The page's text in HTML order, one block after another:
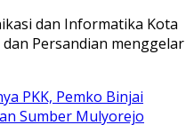
dan Informatika Kota
Persandian menggelar